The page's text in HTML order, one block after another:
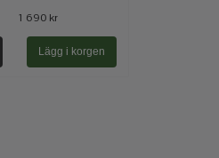
1 690 kr